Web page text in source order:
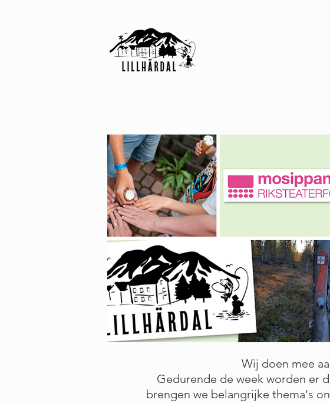
Wij doen mee
Gedurende de week worden er
brengen we belangrijke thema's